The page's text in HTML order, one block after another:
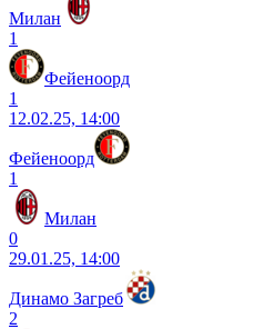
Милан
1
Фейеноорд
1
12.02.25, 14:00
Фейеноорд
1
Милан
0
29.01.25, 14:00
Динамо Загреб
2